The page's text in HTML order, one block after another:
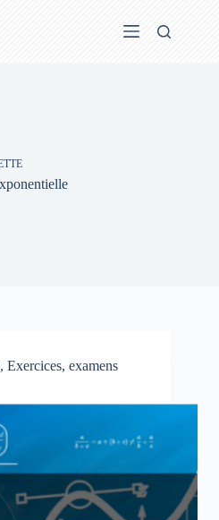
Exercices, examens